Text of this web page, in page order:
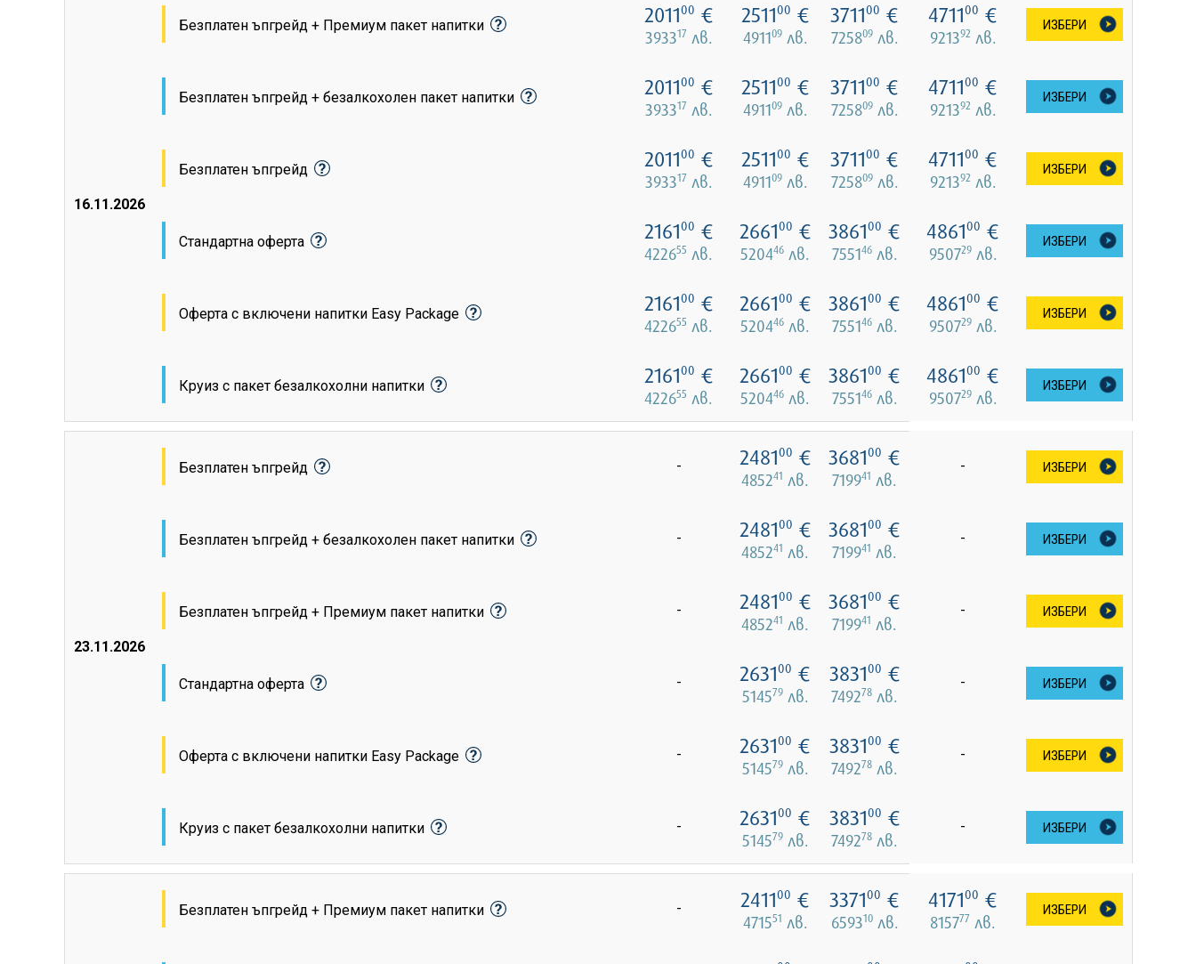
16.11.2026
Безплатен ъпгрейд + Премиум пакет напитки 201100 €
393317лв.
251100 €
491109лв.
371100 €
725809лв.
471100 €
921392 лв.
ИЗБЕРИ
Безплатен ъпгрейд + безалкохолен пакет напитки 201100 €
393317лв.
251100 €
491109лв.
371100 €
725809лв.
471100 €
921392 лв.
ИЗБЕРИ
Безплатен ъпгрейд 201100 €
393317лв.
251100 €
491109лв.
371100 €
725809лв.
471100 €
921392 лв.
ИЗБЕРИ
Стандартна оферта 216100 €
422655 лв.
266100 €
520446 лв.
386100 €
755146лв.
486100 €
950729лв.
ИЗБЕРИ
Оферта с включени напитки Easy Package 216100 €
422655 лв.
266100 €
520446 лв.
386100 €
755146лв.
486100 €
950729лв.
ИЗБЕРИ
Круиз с пакет безалкохолни напитки 216100 €
422655 лв.
266100 €
520446 лв.
386100 €
755146лв.
486100 €
950729лв.
ИЗБЕРИ
23.11.2026
Безплатен ъпгрейд - 248100 €
485241 лв.
368100 €
719941 лв.
- ИЗБЕРИ
Безплатен ъпгрейд + безалкохолен пакет напитки - 248100 €
485241 лв.
368100 €
719941 лв.
- ИЗБЕРИ
Безплатен ъпгрейд + Премиум пакет напитки - 248100 €
485241 лв.
368100 €
719941 лв.
- ИЗБЕРИ
Стандартна оферта - 263100 €
514579лв.
383100 €
749278 лв.
- ИЗБЕРИ
Оферта с включени напитки Easy Package - 263100 €
514579лв.
383100 €
749278 лв.
- ИЗБЕРИ
Круиз с пакет безалкохолни напитки - 263100 €
514579лв.
383100 €
749278 лв.
- ИЗБЕРИ
Безплатен ъпгрейд + Премиум пакет напитки - 241100 €
471551 лв.
337100 €
659310лв.
417100 €
815777 лв.
ИЗБЕРИ